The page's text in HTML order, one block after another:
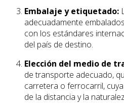
Embalaje y etiquetado:
adecuadamente
con los estándares
del país de destino.
Elección del medio de
de transporte adecuado,
carretera o ferrocarril,
de la distancia y la